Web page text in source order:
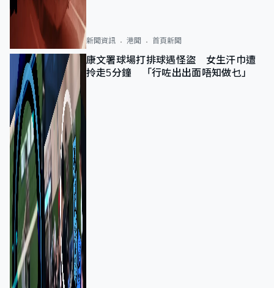
新聞資訊 港聞 首頁新聞
康文署球場打排球遇怪盜 女生汗巾遭
拎走5分鐘 「行咗出出面唔知做乜」